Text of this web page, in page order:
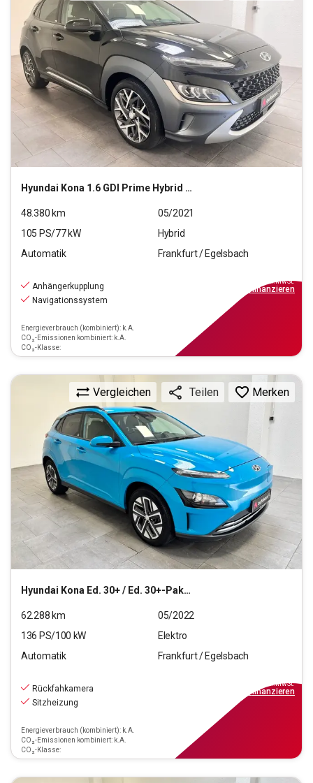
Hyundai Kona 1.6 GDI Prime Hybrid 2WD (EURO 6d)
48.380 km
05/2021
105 PS/77kW
Hybrid
Automatik
Frankfurt / Egelsbach
Anhängerkupplung
Navigationssystem
Energieverbrauch (kombiniert): k.A.
CO₂-Emissionen kombiniert: k.A.
CO₂-Klasse:
inkl.MwSt.
finanzieren
Hyundai Kona Ed. 30+ / Ed. 30+-Paket Elektro 2WD
Vergleichen Teilen Merken
62.288 km
05/2022
136 PS/100 kW
Elektro
Automatik
Frankfurt / Egelsbach
Rückfahkamera
Sitzheizung
Energieverbrauch (kombiniert): k.A.
CO₂-Emissionen kombiniert: k.A.
CO₂-Klasse:
inkl.MwSt.
finanzieren